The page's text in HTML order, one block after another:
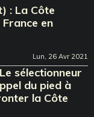
: La Côte
en
Lun, 26 Avr 2021
sélectionneur
du pied à
la Côte